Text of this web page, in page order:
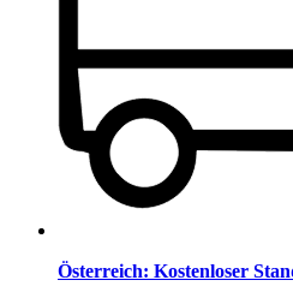
Österreich: Kostenloser